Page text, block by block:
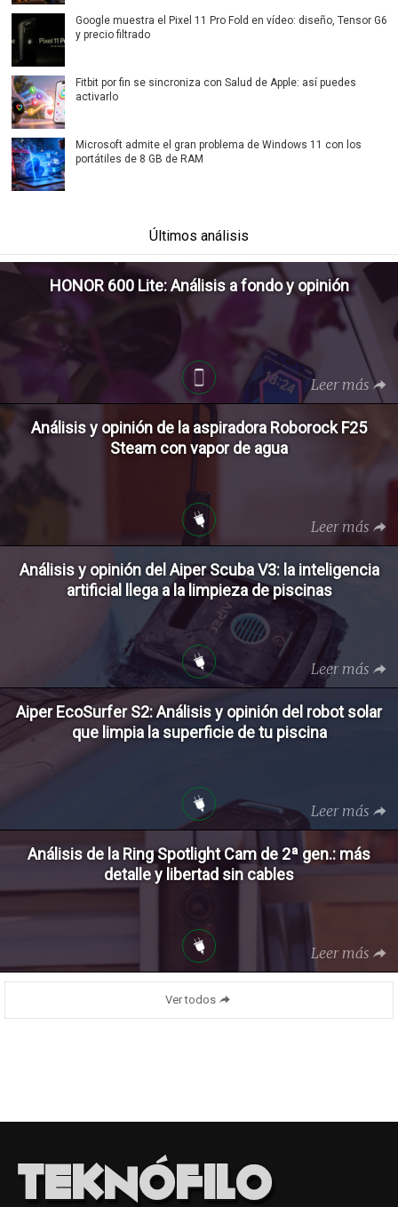
Google muestra el Pixel 11 Pro Fold en vídeo: diseño, Tensor G6
y precio filtrado
Fitbit por fin se sincroniza con Salud de Apple: así puedes
activarlo
Microsoft admite el gran problema de Windows 11 con los
portátiles de 8 GB de RAM
Últimos análisis
HONOR 600 Lite: Análisis a fondo y opinión
Leer más
Análisis y opinión de la aspiradora Roborock F25
Steam con vapor de agua
Leer más
Análisis y opinión del Aiper Scuba V3: la inteligencia
artificial llega a la limpieza de piscinas
Leer más
Aiper EcoSurfer S2: Análisis y opinión del robot solar
que limpia la superficie de tu piscina
Leer más
Análisis de la Ring Spotlight Cam de 2ª gen.: más
detalle y libertad sin cables
Leer más
Ver todos